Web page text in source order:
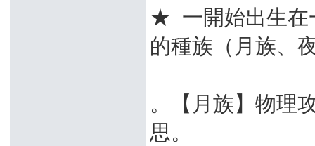
★ 一開始出生在
的種族（月族、
。【月族】物理
思。